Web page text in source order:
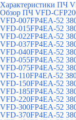
Характеристики ПЧ
Обзор ПЧ VFD-
VFD-007FP4EA-52
VFD-015FP4EA-52
VFD-022FP4EA-52
VFD-037FP4EA-52
VFD-040FP4EA-52
VFD-055FP4EA-52
VFD-075FP4EA-52
VFD-110FP4EA-52
VFD-150FP4EA-52
VFD-185FP4EA-52
VFD-220FP4EA-52
VFD-300FP4EA-52
VFD-370FP4EA-52